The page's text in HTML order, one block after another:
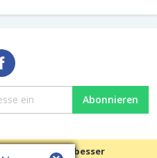
Erfahrungen besser
Abonnieren